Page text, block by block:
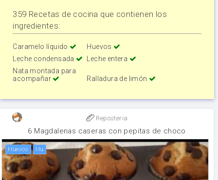
359 Recetas de cocina que contienen los
ingredientes:
Caramelo líquido
Huevos
Leche condensada
Leche entera
Nata montada para
acompañar
Ralladura de limón
Reposteria
6 Magdalenas caseras con pepitas de choco
huevos hu